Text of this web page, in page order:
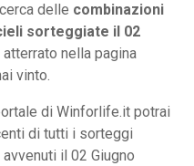
delle combinazioni
sorteggiate il 02
nella pagina
vinto.
di Winforlife.it potrai
di tutti i sorteggi
il 02 Giugno